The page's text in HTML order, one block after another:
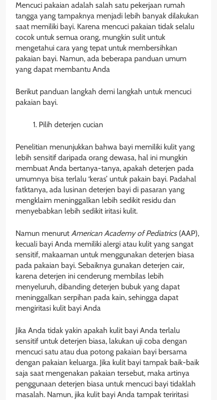
Mencuci pakaian adalah salah satu pekerjaan rumah
tangga yang tampaknya menjadi lebih banyak dilakukan
saat memiliki bayi. Karena mencuci pakaian tidak selalu
cocok untuk semua orang, mungkin sulit untuk
mengetahui cara yang tepat untuk membersihkan
pakaian bayi. Namun, ada beberapa panduan umum
yang dapat membantu Anda
Berikut panduan langkah demi langkah untuk mencuci
pakaian bayi.
Pilih deterjen cucian
Penelitian menunjukkan bahwa bayi memiliki kulit yang
lebih sensitif daripada orang dewasa, hal ini mungkin
membuat Anda bertanya-tanya, apakah deterjen pada
umumnya bisa terlalu ‘keras’ untuk pakain bayi. Padahal
fatktanya, ada lusinan deterjen bayi di pasaran yang
mengklaim meninggalkan lebih sedikit residu dan
menyebabkan lebih sedikit iritasi kulit.
Namun menurut American Academy of Pediatrics (AAP),
kecuali bayi Anda memiliki alergi atau kulit yang sangat
sensitif, makaaman untuk menggunakan deterjen biasa
pada pakaian bayi. Sebaiknya gunakan deterjen cair,
karena deterjen ini cenderung membilas lebih
menyeluruh, dibanding deterjen bubuk yang dapat
meninggalkan serpihan pada kain, sehingga dapat
mengiritasi kulit bayi Anda
Jika Anda tidak yakin apakah kulit bayi Anda terlalu
sensitif untuk deterjen biasa, lakukan uji coba dengan
mencuci satu atau dua potong pakaian bayi bersama
dengan pakaian keluarga. Jika kulit bayi tampak baik-baik
saja saat mengenakan pakaian tersebut, maka artinya
penggunaan deterjen biasa untuk mencuci bayi tidaklah
masalah. Namun, jika kulit bayi Anda tampak teriritasi